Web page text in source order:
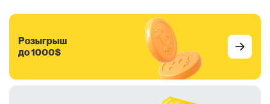
Розыгрыш
до 1000$